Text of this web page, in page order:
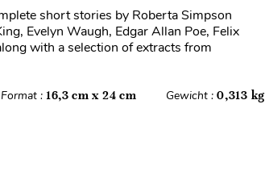
short stories by Roberta Simpson
Evelyn Waugh, Edgar Allan Poe, Felix
with a selection of extracts from
Format : 16,3 cm x 24 cm Gewicht :0,313 kg